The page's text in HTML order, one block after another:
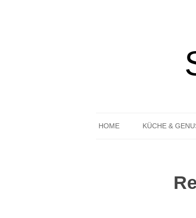
HOME KÜCHE &